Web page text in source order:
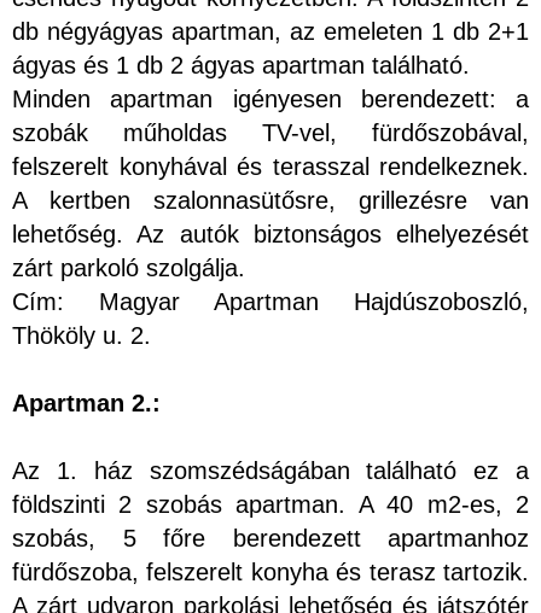
db négyágyas apartman, az emeleten 1 db 2+1
ágyas és 1 db 2 ágyas apartman található.
Minden apartman igényesen berendezett: a
szobák műholdas TV-vel, fürdőszobával,
felszerelt konyhával és terasszal rendelkeznek.
A kertben szalonnasütősre, grillezésre van
lehetőség. Az autók biztonságos elhelyezését
zárt parkoló szolgálja.
Cím: Magyar Apartman Hajdúszoboszló,
Thököly u. 2.
Apartman 2.:
Az 1. ház szomszédságában található ez a
földszinti 2 szobás apartman. A 40 m2-es, 2
szobás, 5 főre berendezett apartmanhoz
fürdőszoba, felszerelt konyha és terasz tartozik.
A zárt udvaron parkolási lehetőség és játszótér